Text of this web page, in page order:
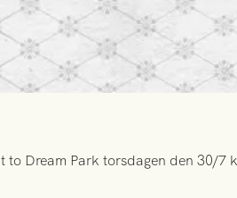
Dream Park torsdagen den 30/7